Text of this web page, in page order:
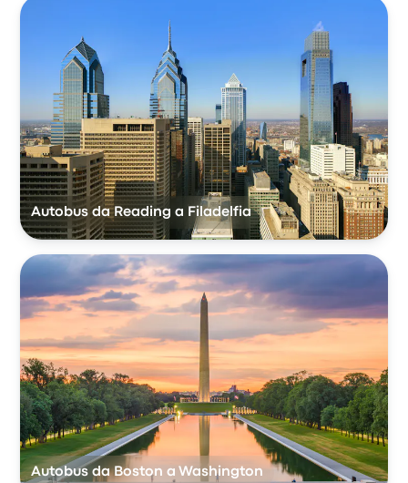
Autobus da Reading a Filadelfia
Autobus da Boston a Washington